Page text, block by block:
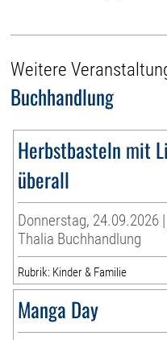
Weitere
Buchhandlung
Herbstbasteln mit
überall
Donnerstag, 24.09.2026
Thalia Buchhandlung
Rubrik: Kinder & Familie
Manga Day